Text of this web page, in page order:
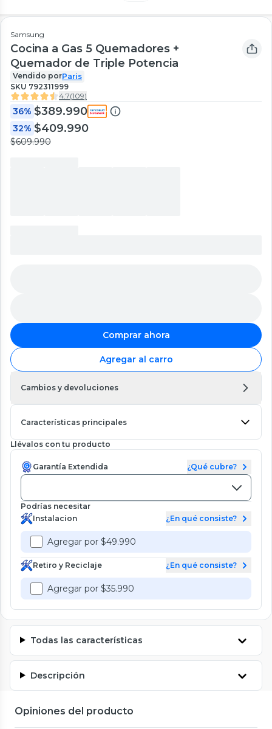
Samsung
Cocina a Gas 5 Quemadores +
Quemador de Triple Potencia
Vendido porParis
SKU 792311999
4.7(109)
36% $389.990
32% $409.990
$609.990
Comprar ahora
Agregar al carro
Cambios y devoluciones
Características principales
Llévalos con tu producto
Garantía Extendida ¿Qué cubre?
Podrías necesitar
Instalacion
¿En qué consiste?
Agregar por $49.990
Retiro y Reciclaje ¿En qué consiste?
Agregar por $35.990
Todas las características
Descripción
Opiniones del producto